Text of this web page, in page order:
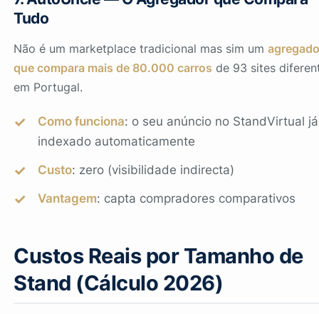
Tudo
Não é um marketplace tradicional mas sim um
que compara mais de 80.000 carros de 93 sites
em Portugal.
Como funciona: o seu anúncio no StandVirtual
indexado automaticamente
Custo: zero (visibilidade indirecta)
Vantagem: capta compradores comparativos
Custos Reais por Tamanho de
Stand (Cálculo 2026)